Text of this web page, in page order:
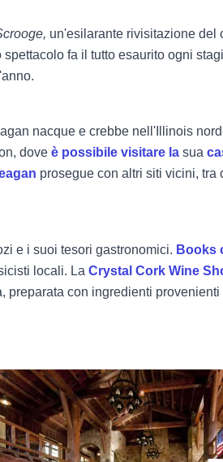
un'esilarante rivisitazione del
fa il tutto esaurito ogni
nacque e crebbe nell'Illinois
dove è possibile visitare la sua
prosegue con altri siti vicini, tra
e i suoi tesori gastronomici. Books
locali. La Crystal Cork Wine
con ingredienti provenienti